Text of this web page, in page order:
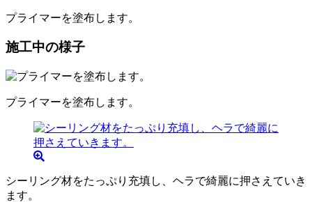
プライマーを塗布します。
施工中の様子
プライマーを塗布します。
シーリング材をたっぷり充填し、ヘラで綺麗に押さえていき
ます。